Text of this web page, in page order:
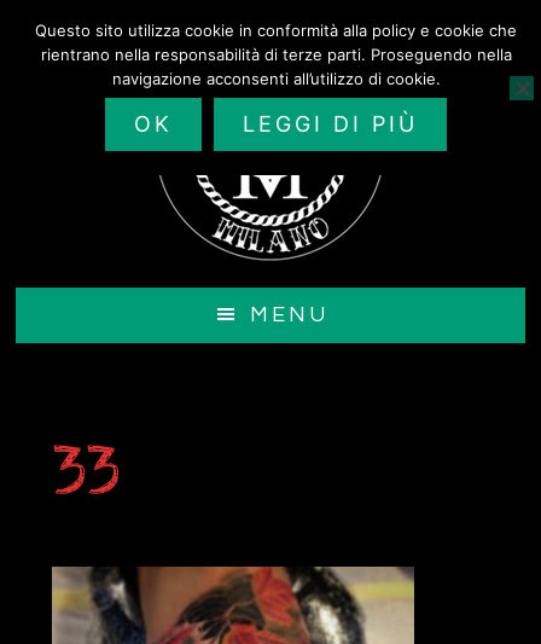
MENU
33
Questo sito utilizza cookie in conformità alla policy e cookie che
rientrano nella responsabilità di terze parti. Proseguendo nella
navigazione acconsenti all’utilizzo di cookie.
OK LEGGI DI PIÙ